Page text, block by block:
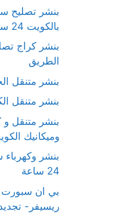
بنشر تصليح
بالكويت 24 ساعة
بنشر كراج
الطريق
بنشر متنقل
بنشر متنقل
بنشر متنقل و
وميكانيك
بنشر
24 ساعة
ريسيفر-